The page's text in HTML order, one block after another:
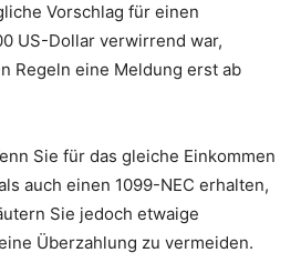
Vorschlag für einen
US-Dollar verwirrend war,
Regeln eine Meldung erst ab
Sie für das gleiche Einkommen
auch einen 1099-NEC erhalten,
Sie jedoch etwaige
Überzahlung zu vermeiden.